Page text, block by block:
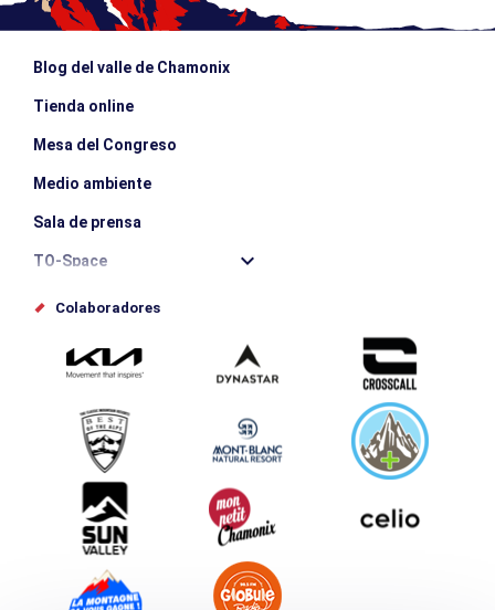
Blog del valle de Chamonix
Tienda online
Mesa del Congreso
Medio ambiente
Sala de prensa
TO-Space
Offices de tourisme
Envíe su evento
Service groupes et séminaires
Descargar
Turismo y discapacidad
Colaboradores